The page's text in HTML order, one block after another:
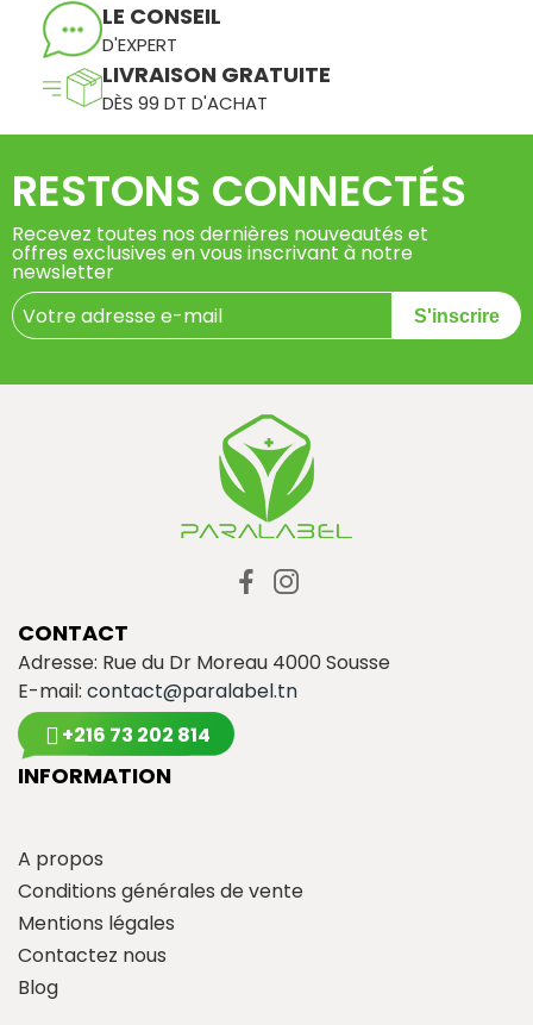
LE CONSEIL
D'EXPERT
LIVRAISON GRATUITE
DÈS 99 DT D'ACHAT
RESTONS CONNECTÉS
Recevez toutes nos dernières nouveautés et
offres exclusives en vous inscrivant à notre
newsletter
S'inscrire
CONTACT
Adresse: Rue du Dr Moreau 4000 Sousse
E-mail: contact@paralabel.tn
+216 73 202 814
INFORMATION
A propos
Conditions générales de vente
Mentions légales
Contactez nous
Blog